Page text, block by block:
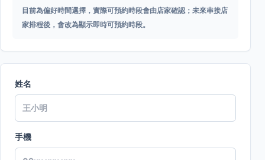
目前為偏好時間選擇，實際可預約時段會由店家確認；未來串接店
家排程後，會改為顯示即時可預約時段。
姓名
手機